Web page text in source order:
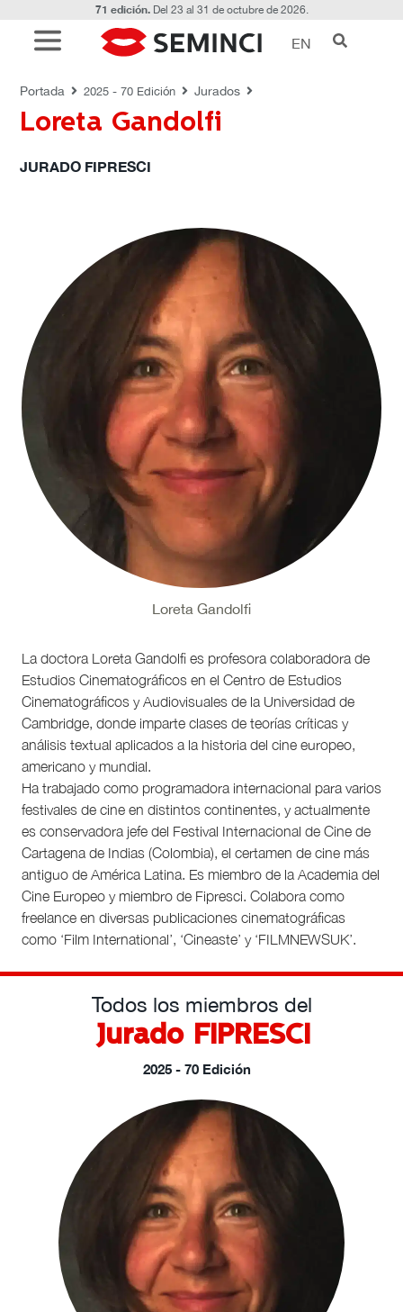
71 edición.Del 23 al 31 de octubre de 2026.
EN
Portada 2025 - 70 Edición Jurados
Loreta Gandolfi
JURADO FIPRESCI
La doctora Loreta Gandolfi es profesora colaboradora de
Estudios Cinematográficos en el Centro de Estudios
Cinematográficos y Audiovisuales de la Universidad de
Cambridge, donde imparte clases de teorías críticas y
análisis textual aplicados a la historia del cine europeo,
americano y mundial.
Ha trabajado como programadora internacional para varios
festivales de cine en distintos continentes, y actualmente
es conservadora jefe del Festival Internacional de Cine de
Cartagena de Indias (Colombia), el certamen de cine más
antiguo de América Latina. Es miembro de la Academia del
Cine Europeo y miembro de Fipresci. Colabora como
freelance en diversas publicaciones cinematográficas
como ‘Film International’, ‘Cineaste’ y ‘FILMNEWSUK’.
Loreta Gandolfi
Todos los miembros del
Jurado FIPRESCI
2025 - 70 Edición